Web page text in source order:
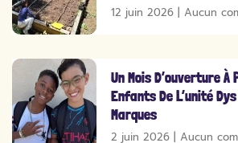
12 juin 2026 Aucun
Un Mois D’ouverture
Enfants De L’unité
Marques
2 juin 2026 Aucun